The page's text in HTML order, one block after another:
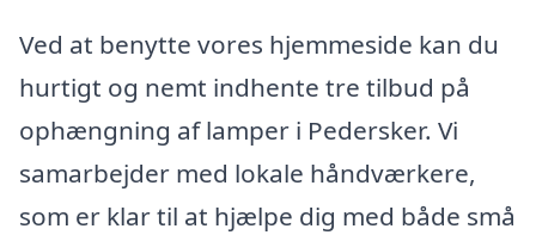
Ved at benytte vores hjemmeside kan du
hurtigt og nemt indhente tre tilbud på
ophængning af lamper i Pedersker. Vi
samarbejder med lokale håndværkere,
som er klar til at hjælpe dig med både små